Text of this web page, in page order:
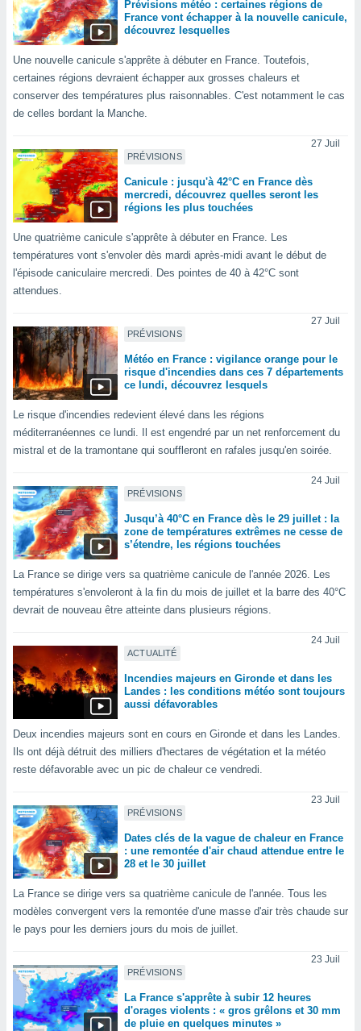
ou
des
notre
le
le
des
des
pour
des
votre
ce site
sur
Pour ce
à
» ou
de
Prévisions météo : certaines régions de
France vont échapper à la nouvelle canicule,
découvrez lesquelles
Une nouvelle canicule s'apprête à débuter en France. Toutefois,
certaines régions devraient échapper aux grosses chaleurs et
conserver des températures plus raisonnables. C'est notamment le cas
de celles bordant la Manche.
PRÉVISIONS
27 Juil
Canicule : jusqu'à 42°C en France dès
mercredi, découvrez quelles seront les
régions les plus touchées
Une quatrième canicule s'apprête à débuter en France. Les
températures vont s'envoler dès mardi après-midi avant le début de
l'épisode caniculaire mercredi. Des pointes de 40 à 42°C sont
attendues.
PRÉVISIONS
27 Juil
Météo en France : vigilance orange pour le
risque d'incendies dans ces 7 départements
ce lundi, découvrez lesquels
Le risque d'incendies redevient élevé dans les régions
méditerranéennes ce lundi. Il est engendré par un net renforcement du
mistral et de la tramontane qui souffleront en rafales jusqu'en soirée.
PRÉVISIONS
24 Juil
Jusqu’à 40°C en France dès le 29 juillet : la
zone de températures extrêmes ne cesse de
s’étendre, les régions touchées
La France se dirige vers sa quatrième canicule de l'année 2026. Les
températures s'envoleront à la fin du mois de juillet et la barre des 40°C
devrait de nouveau être atteinte dans plusieurs régions.
ACTUALITÉ
24 Juil
Incendies majeurs en Gironde et dans les
Landes : les conditions météo sont toujours
aussi défavorables
Deux incendies majeurs sont en cours en Gironde et dans les Landes.
Ils ont déjà détruit des milliers d'hectares de végétation et la météo
reste défavorable avec un pic de chaleur ce vendredi.
PRÉVISIONS
23 Juil
Dates clés de la vague de chaleur en France
: une remontée d'air chaud attendue entre le
28 et le 30 juillet
La France se dirige vers sa quatrième canicule de l'année. Tous les
modèles convergent vers la remontée d'une masse d'air très chaude sur
le pays pour les derniers jours du mois de juillet.
PRÉVISIONS
23 Juil
La France s'apprête à subir 12 heures
d'orages violents : « gros grêlons et 30 mm
de pluie en quelques minutes »